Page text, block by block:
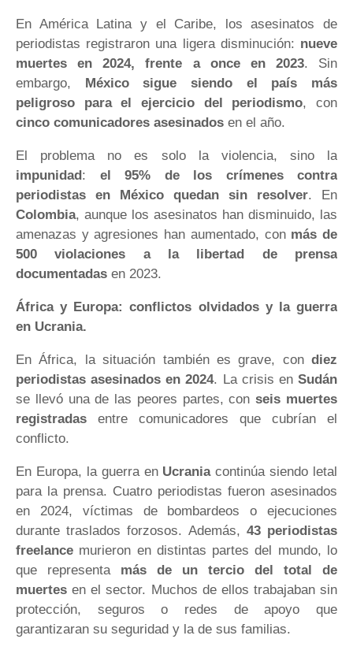
En América Latina y el Caribe, los asesinatos de
periodistas registraron una ligera disminución: nueve
muertes en 2024, frente a once en 2023. Sin
embargo,
México sigue siendo el país más
peligroso para el ejercicio del periodismo, con
cinco comunicadores asesinados en el año.
El problema no es solo la violencia, sino la
impunidad : el 95% de los crímenes contra
periodistas en México quedan sin resolver. En
Colombia, aunque los asesinatos han disminuido, las
amenazas y agresiones han aumentado, con más de
500 violaciones a la libertad de prensa
documentadas en 2023.
África y Europa: conflictos olvidados y la guerra
en Ucrania.
En África, la situación también es grave, con diez
periodistas asesinados en 2024. La crisis enSudán
se llevó una de las peores partes, conseis muertes
registradas entre comunicadores que cubrían el
conflicto.
En Europa, la guerra en Ucraniacontinúa siendo letal
para la prensa. Cuatro periodistas fueron asesinados
en 2024, víctimas de bombardeos o ejecuciones
durante traslados forzosos. Además, 43 periodistas
freelance murieron en distintas partes del mundo, lo
que representa más de un tercio del total de
muertes en el sector. Muchos de ellos trabajaban sin
protección, seguros o redes de apoyo que
garantizaran su seguridad y la de sus familias.